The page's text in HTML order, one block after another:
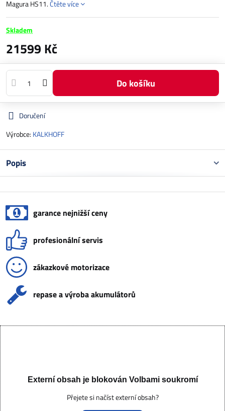
Magura HS11.Čtěte více
Skladem
21599 Kč
Do košíku
Doručení
Výrobce: KALKHOFF
Popis
garance nejnižší ceny
profesionální servis
zákazkové motorizace
repase a výroba akumulátorů
Externí obsah je blokován Volbami soukromí
Přejete si načíst externí obsah?